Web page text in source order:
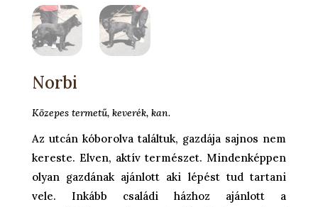
Norbi
Közepes termetű, keverék, kan.
Az utcán kóborolva találtuk, gazdája sajnos nem
kereste. Elven, aktív természet. Mindenképpen
olyan gazdának ajánlott aki lépést tud tartani
vele. Inkább családi házhoz ajánlott a